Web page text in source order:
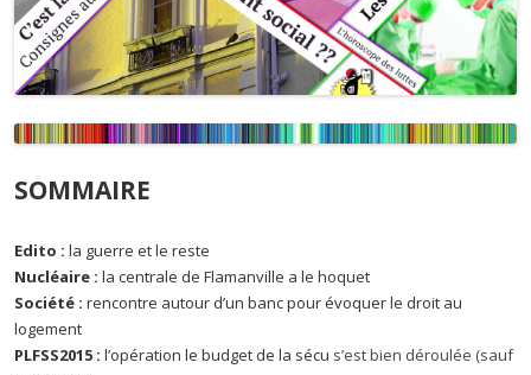
SOMMAIRE
Edito : la guerre et le reste
Nucléaire : la centrale de Flamanville a le hoquet
Société : rencontre autour d’un banc pour évoquer le droit au
logement
PLFSS2015 : l’opération le budget de la sécu s’est bien déroulée (sauf